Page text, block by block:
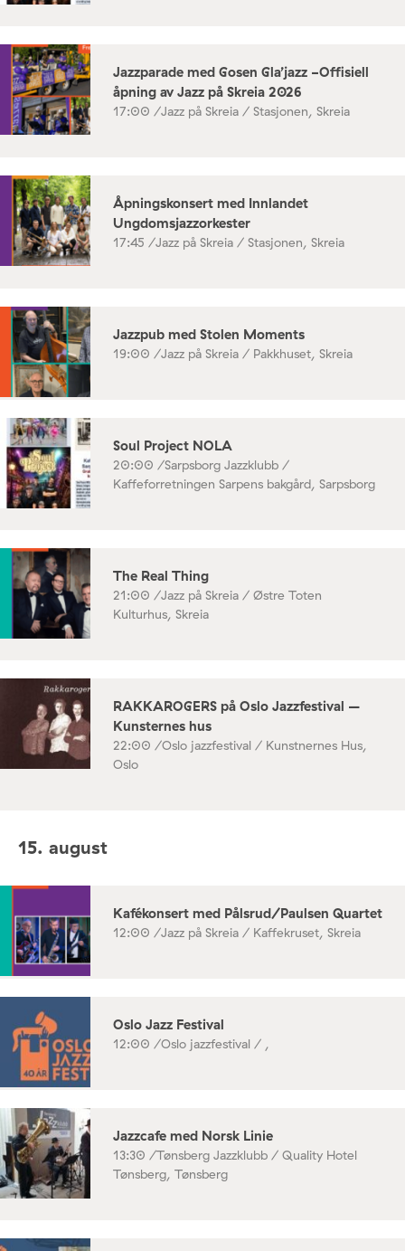
Jazzparade med Gosen Gla’jazz -Offisiell
åpning av Jazz på Skreia 2026
17:00 /Jazz på Skreia / Stasjonen, Skreia
Åpningskonsert med Innlandet
Ungdomsjazzorkester
17:45 /Jazz på Skreia / Stasjonen, Skreia
Jazzpub med Stolen Moments
19:00 /Jazz på Skreia / Pakkhuset, Skreia
Soul Project NOLA
20:00 /Sarpsborg Jazzklubb /
Kaffeforretningen Sarpens bakgård, Sarpsborg
The Real Thing
21:00 /Jazz på Skreia / Østre Toten
Kulturhus, Skreia
RAKKAROGERS på Oslo Jazzfestival –
Kunsternes hus
22:00 /Oslo jazzfestival / Kunstnernes Hus,
Oslo
15. august
Kafékonsert med Pålsrud/Paulsen Quartet
12:00 /Jazz på Skreia / Kaffekruset, Skreia
Oslo Jazz Festival
12:00 /Oslo jazzfestival / ,
Jazzcafe med Norsk Linie
13:30 /Tønsberg Jazzklubb / Quality Hotel
Tønsberg, Tønsberg